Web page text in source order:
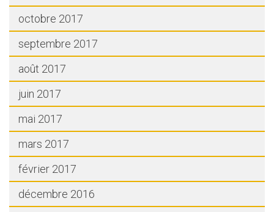
octobre 2017
septembre 2017
août 2017
juin 2017
mai 2017
mars 2017
février 2017
décembre 2016